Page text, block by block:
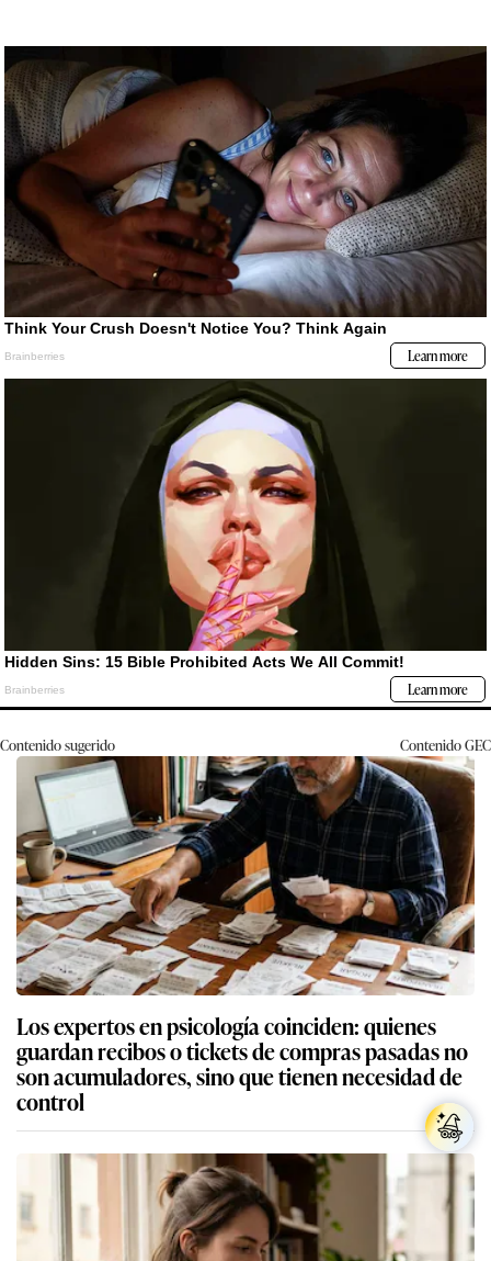
Contenido sugerido ContenidoGEC
Los expertos en psicología coinciden: quienes
guardan recibos o tickets de compras pasadas no
son acumuladores, sino que tienen necesidad de
control